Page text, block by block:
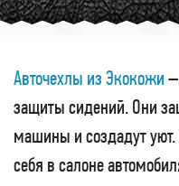
Авточехлы из Экокожи
защиты сидений. Они
машины и создадут уют.
себя в салоне